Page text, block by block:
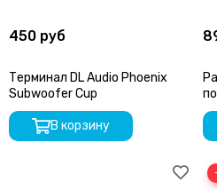
450 руб
Терминал DL Audio Phoenix
Subwoofer Cup
В корзину